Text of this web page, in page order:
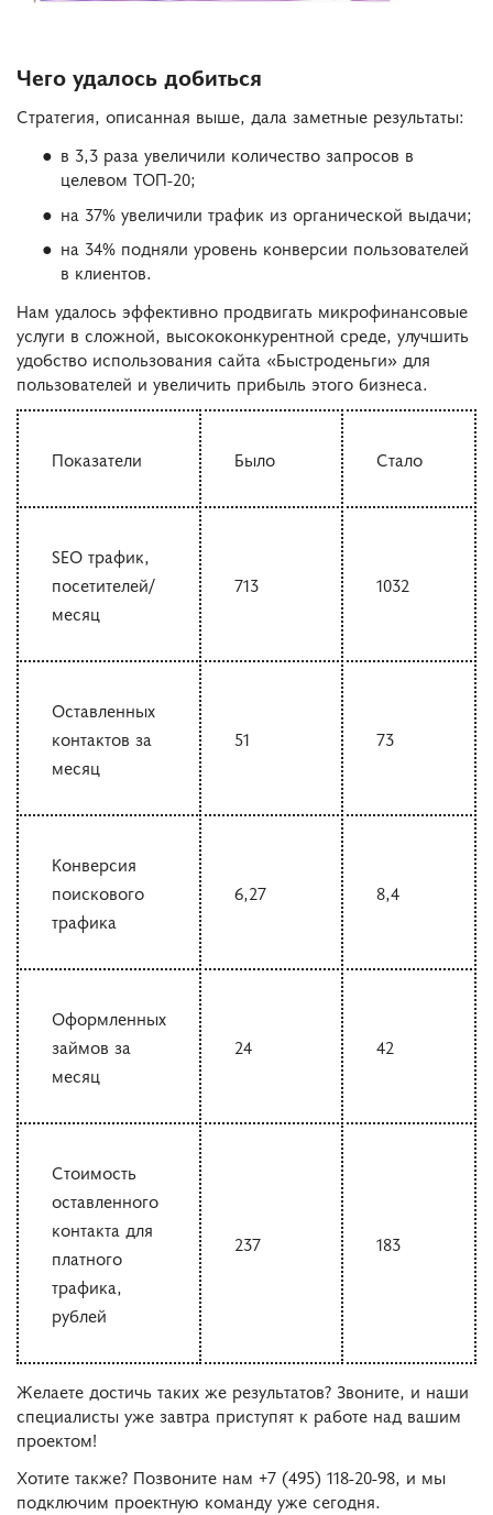
Чего удалось добиться
Стратегия, описанная выше, дала заметные результаты:
в 3,3 раза увеличили количество запросов в
целевом ТОП-20;
на 37% увеличили трафик из органической выдачи;
на 34% подняли уровень конверсии пользователей
в клиентов.
Нам удалось эффективно продвигать микрофинансовые
услуги в сложной, высококонкурентной среде, улучшить
удобство использования сайта «Быстроденьги» для
пользователей и увеличить прибыль этого бизнеса.
Показатели Было Стало
SEO трафик,
посетителей/
месяц
713 1032
Оставленных
контактов за
месяц
51 73
Конверсия
поискового
трафика
6,27 8,4
Оформленных
займов за
месяц
24 42
Стоимость
оставленного
контакта для
платного
трафика,
рублей
237 183
Желаете достичь таких же результатов? Звоните, и наши
специалисты уже завтра приступят к работе над вашим
проектом!
Хотите также? Позвоните нам +7 (495) 118-20-98, и мы
подключим проектную команду уже сегодня.